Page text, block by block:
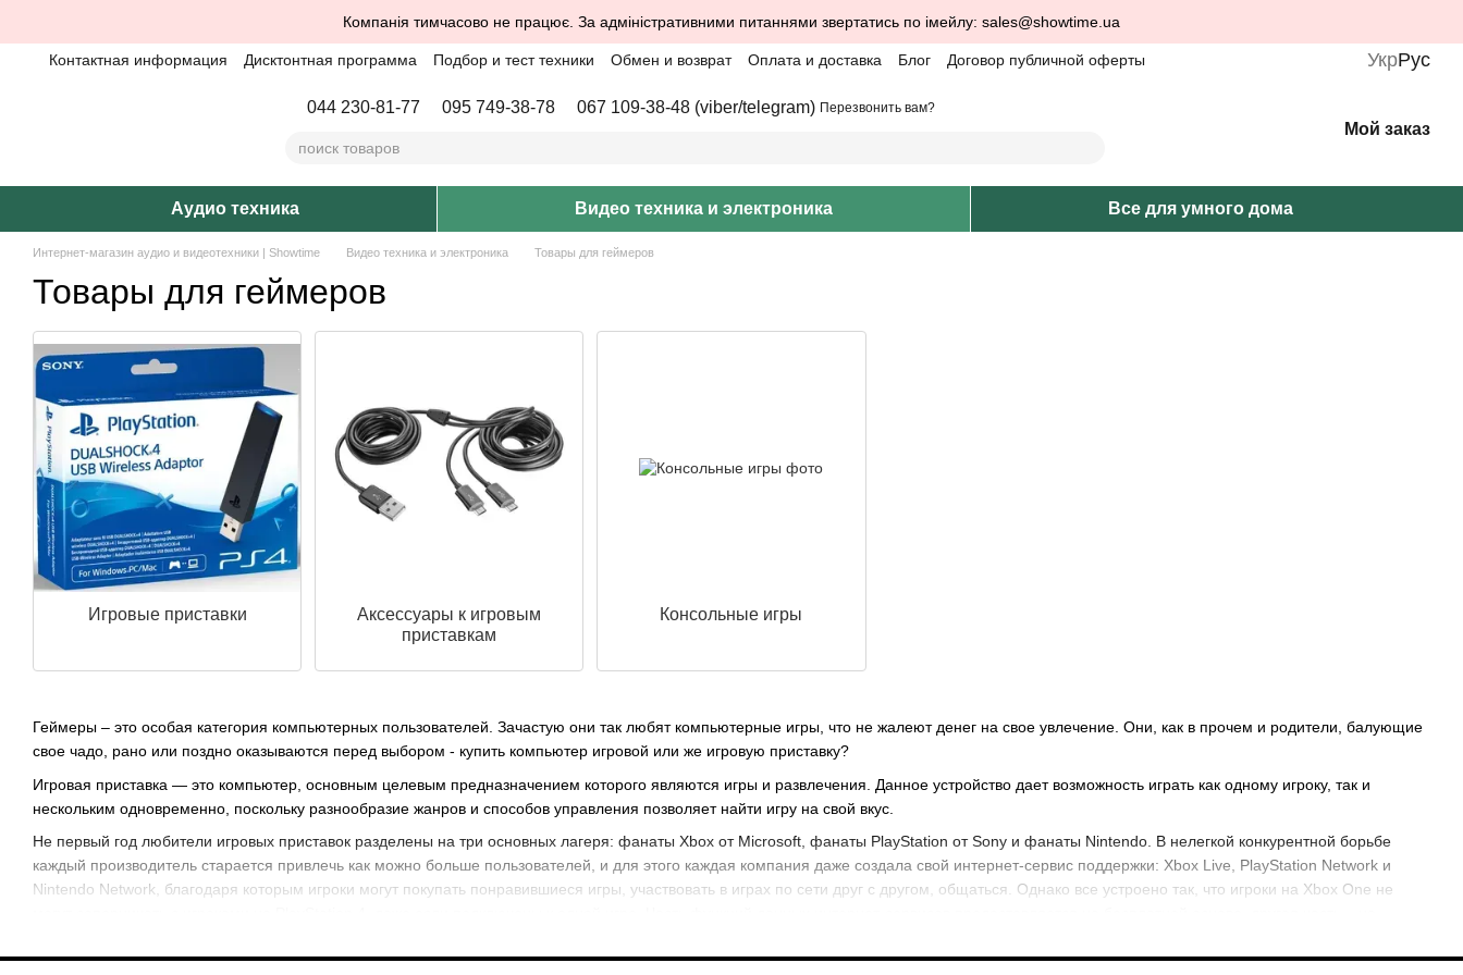
Компанія тимчасово не працює. За адміністративними питаннями звертатись по імейлу: sales@showtime.ua
Контактная информация Дисктонтная программа Подбор и тест техники Обмен и возврат Оплата и доставка Блог Договор публичной оферты УкрРус
044 230-81-77 095 749-38-78 067 109-38-48 (viber/telegram) Перезвонить вам?
Мой заказ
Аудио техника Видео техника и электроника Все для умного дома
Интернет-магазин аудио и видеотехники | Showtime Видео техника и электроника Товары для геймеров
Товары для геймеров
Геймеры – это особая категория компьютерных пользователей. Зачастую они так любят компьютерные игры, что не жалеют денег на свое увлечение. Они, как в прочем и родители, балующие
свое чадо, рано или поздно оказываются перед выбором - купить компьютер игровой или же игровую приставку?
Игровая приставка — это компьютер, основным целевым предназначением которого являются игры и развлечения. Данное устройство дает возможность играть как одному игроку, так и
нескольким одновременно, поскольку разнообразие жанров и способов управления позволяет найти игру на свой вкус.
Не первый год любители игровых приставок разделены на три основных лагеря: фанаты Xbox от Microsoft, фанаты PlayStation от Sony и фанаты Nintendo. В нелегкой конкурентной борьбе
каждый производитель старается привлечь как можно больше пользователей, и для этого каждая компания даже создала свой интернет-сервис поддержки: Xbox Live, PlayStation Network и
Nintendo Network, благодаря которым игроки могут покупать понравившиеся игры, участвовать в играх по сети друг с другом, общаться. Однако все устроено так, что игроки на Xbox One не
это так называемые эксклюзивные игры. Есть и другая категория игр, которые выпускают для приставок разных производителей и для компьютеров, они называются мультиплатформенными.
Игровые приставки
Аксессуары к игровым
приставкам
Консольные игры